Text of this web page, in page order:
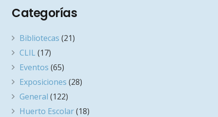
Categorías
Bibliotecas (21)
CLIL (17)
Eventos (65)
Exposiciones (28)
General (122)
Huerto Escolar(18)